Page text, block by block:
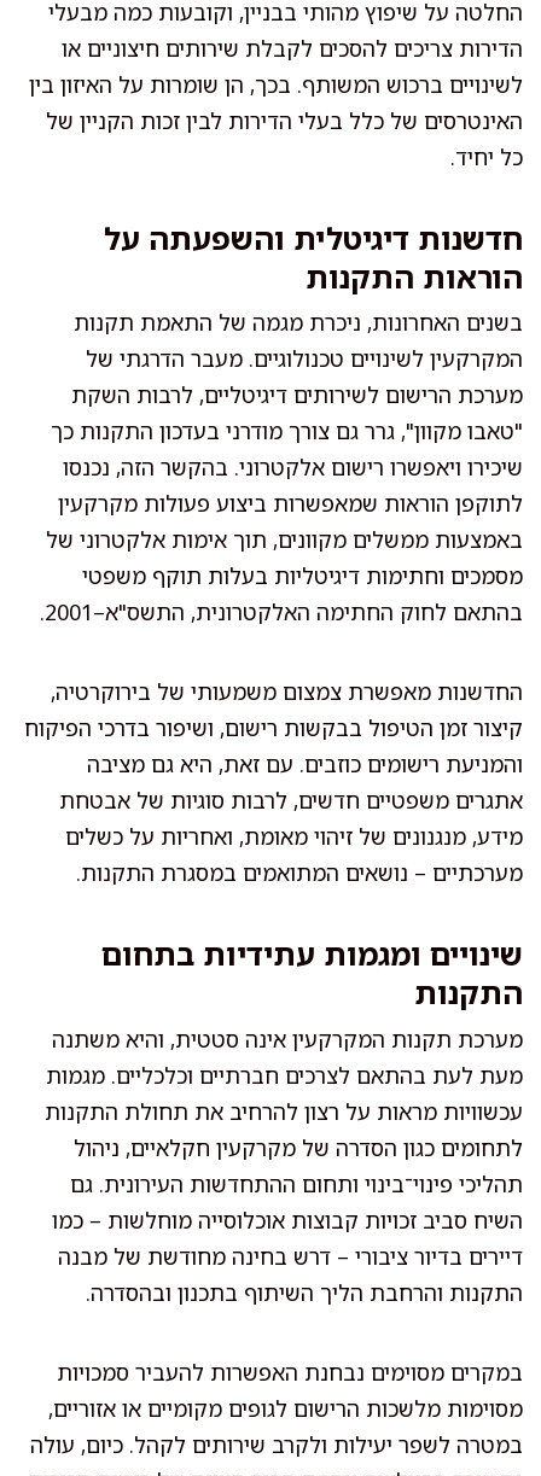
החלטה על שיפוץ מהותי בבניין, וקובעות כמה מבעלי
הדירות צריכים להסכים לקבלת שירותים חיצוניים או
לשינויים ברכוש המשותף. בכך, הן שומרות על האיזון בין
האינטרסים של כלל בעלי הדירות לבין זכות הקניין של
כל יחיד.
חדשנות דיגיטלית והשפעתה על
הוראות התקנות
בשנים האחרונות, ניכרת מגמה של התאמת תקנות
המקרקעין לשינויים טכנולוגיים. מעבר הדרגתי של
מערכת הרישום לשירותים דיגיטליים, לרבות השקת
"טאבו מקוון", גרר גם צורך מודרני בעדכון התקנות כך
שיכירו ויאפשרו רישום אלקטרוני. בהקשר הזה, נכנסו
לתוקפן הוראות שמאפשרות ביצוע פעולות מקרקעין
באמצעות ממשלים מקוונים, תוך אימות אלקטרוני של
מסמכים וחתימות דיגיטליות בעלות תוקף משפטי
בהתאם לחוק החתימה האלקטרונית, התשס"א–2001.
החדשנות מאפשרת צמצום משמעותי של בירוקרטיה,
קיצור זמן הטיפול בבקשות רישום, ושיפור בדרכי הפיקוח
והמניעת רישומים כוזבים. עם זאת, היא גם מציבה
אתגרים משפטיים חדשים, לרבות סוגיות של אבטחת
מידע, מנגנונים של זיהוי מאומת, ואחריות על כשלים
מערכתיים – נושאים המתואמים במסגרת התקנות.
שינויים ומגמות עתידיות בתחום
התקנות
מערכת תקנות המקרקעין אינה סטטית, והיא משתנה
מעת לעת בהתאם לצרכים חברתיים וכלכליים. מגמות
עכשוויות מראות על רצון להרחיב את תחולת התקנות
לתחומים כגון הסדרה של מקרקעין חקלאיים, ניהול
תהליכי פינוי־בינוי ותחום ההתחדשות העירונית. גם
השיח סביב זכויות קבוצות אוכלוסייה מוחלשות – כמו
דיירים בדיור ציבורי – דרש בחינה מחודשת של מבנה
התקנות והרחבת הליך השיתוף בתכנון ובהסדרה.
במקרים מסוימים נבחנת האפשרות להעביר סמכויות
מסוימות מלשכות הרישום לגופים מקומיים או אזוריים,
במטרה לשפר יעילות ולקרב שירותים לקהל. כיום, עולה